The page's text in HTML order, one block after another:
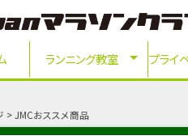
ランニング教室 プライ
JMCおススメ商品